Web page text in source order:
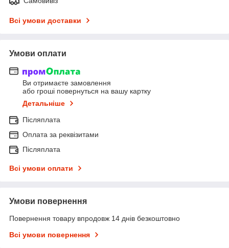
Всі умови доставки
Умови оплати
Ви отримаєте замовлення
або гроші повернуться на вашу картку
Детальніше
Післяплата
Оплата за реквізитами
Післяплата
Всі умови оплати
Умови повернення
Повернення товару впродовж 14 днів безкоштовно
Всі умови повернення